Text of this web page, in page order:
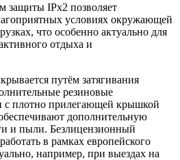
защиты IPx2 позволяет
условиях окружающей
что особенно актуально для
отдыха и
путём затягивания
резиновые
с плотно прилегающей крышкой
дополнительную
и пыли. Безлицензионный
в рамках европейского
например, при выездах на